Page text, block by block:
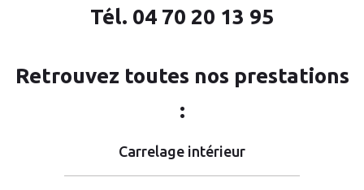
Tél. 04 70 20 13 95
Retrouvez toutes nos prestations
:
Carrelage intérieur